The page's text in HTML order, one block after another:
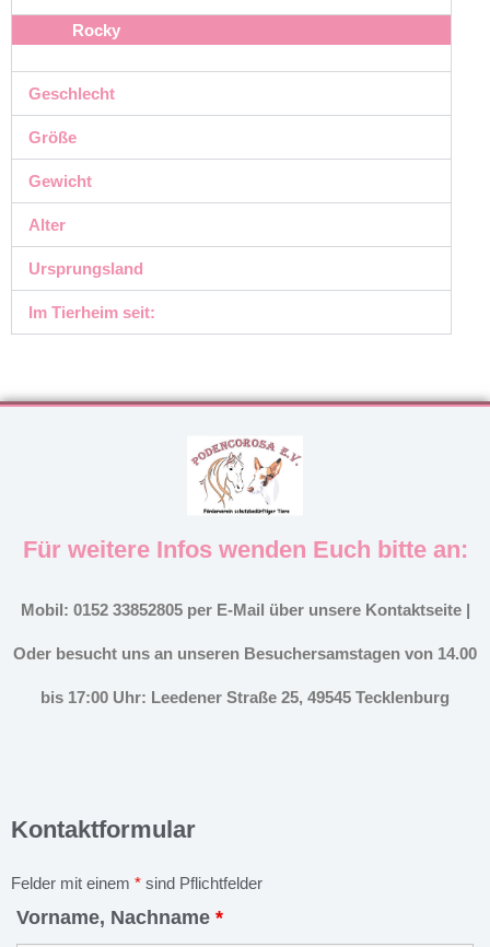
Rocky
Geschlecht
Größe
Gewicht
Alter
Ursprungsland
Im Tierheim seit:
Für weitere Infos wenden Euch bitte an:
Mobil: 0152 33852805 per E-Mail über unsere Kontaktseite |
Oder besucht uns an unseren Besuchersamstagen von 14.00
bis 17:00 Uhr: Leedener Straße 25, 49545 Tecklenburg
Kontaktformular
Felder mit einem * sind Pflichtfelder
Vorname, Nachname *